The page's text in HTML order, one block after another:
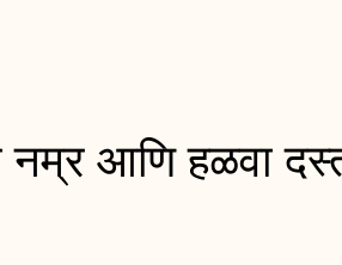
नम्र आणि हळवा